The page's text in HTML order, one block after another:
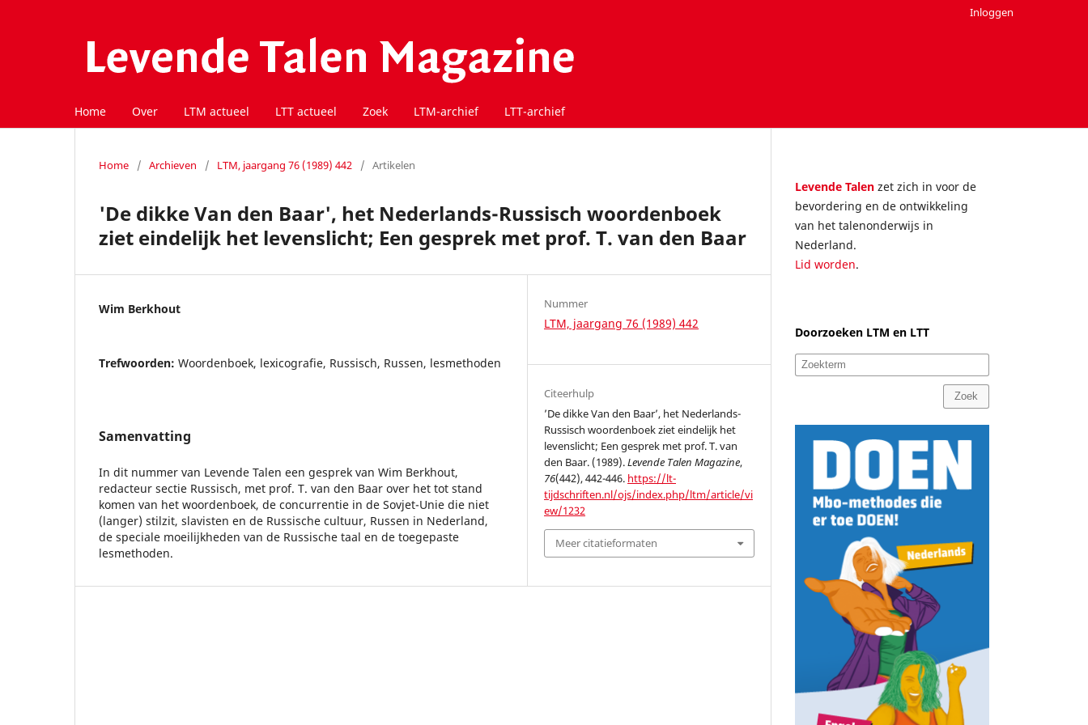
Home Over LTM actueel LTT actueel Zoek LTM-archief LTT-archief
Inloggen
Home / Archieven / LTM, jaargang 76 (1989) 442 / Artikelen
'De dikke Van den Baar', het Nederlands-Russisch woordenboek
ziet eindelijk het levenslicht; Een gesprek met prof. T. van den Baar
Wim Berkhout
Trefwoorden: Woordenboek, lexicografie, Russisch, Russen, lesmethoden
Samenvatting
In dit nummer van Levende Talen een gesprek van Wim Berkhout,
redacteur sectie Russisch, met prof. T. van den Baar over het tot stand
komen van het woordenboek, de concurrentie in de Sovjet-Unie die niet
(langer) stilzit, slavisten en de Russische cultuur, Russen in Nederland,
de speciale moeilijkheden van de Russische taal en de toegepaste
lesmethoden.
Nummer
LTM, jaargang 76 (1989) 442
Citeerhulp
’De dikke Van den Baar’, het Nederlands-
Russisch woordenboek ziet eindelijk het
levenslicht; Een gesprek met prof. T. van
den Baar. (1989).Levende Talen Magazine,
76(442), 442-446. https://lt-
tijdschriften.nl/ojs/index.php/ltm/article/vi
ew/1232
Meer citatieformaten
Levende Talen zet zich in voor de
bevordering en de ontwikkeling
van het talenonderwijs in
Nederland.
Lid worden.
Doorzoeken LTM en LTT
Zoek